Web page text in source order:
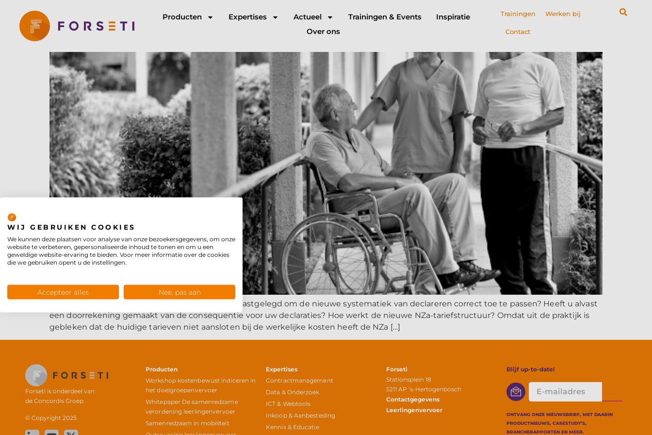
Producten Expertises Actueel Trainingen & Events
Inspiratie
Over ons
Trainingen Werken bij
Contact
Heeft u eigenlijk in uw registratie alle gegevens vastgelegd om de nieuwe systematiek van declareren correct toe te passen? Heeft u alvast
een doorrekening gemaakt van de consequentie voor uw declaraties? Hoe werkt de nieuwe NZa-tariefstructuur? Omdat uit de praktijk is
gebleken dat de huidige tarieven niet aansloten bij de werkelijke kosten heeft de NZa […]
Forseti is onderdeel van
de Concordis Groep
© Copyright 2025
Producten
Workshop kostenbewust indiceren in
het doelgroepenvervoer
Whitepaper De samenredzame
verordening leerlingenvervoer
Samenredzaam in mobiliteit
Expertises
Contractmanagement
Data & Onderzoek
ICT & Webtools
Inkoop & Aanbesteding
Kennis & Educatie
Forseti
Stationsplein 18
5211 AP ‘s-Hertogenbosch
Contactgegevens
Leerlingenvervoer
Blijf up-to-date!
E-
mailadres
ONTVANG ONZE NIEUWSBRIEF, MET DAARIN
PRODUCTNIEUWS, CASESTUDY’S,
BRANCHERAPPORTEN EN MEER.
WIJ GEBRUIKEN COOKIES
We kunnen deze plaatsen voor analyse van onze bezoekersgegevens, om onze
website te verbeteren, gepersonaliseerde inhoud te tonen en om u een
geweldige website-ervaring te bieden. Voor meer informatie over de cookies
die we gebruiken opent u de instellingen.
Accepteer alles Nee, pas aan